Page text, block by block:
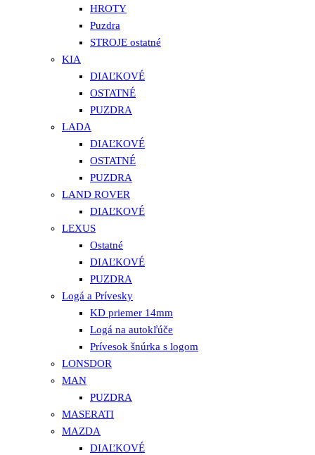
HROTY
Puzdra
STROJE ostatné
KIA
DIAĽKOVÉ
OSTATNÉ
PUZDRA
LADA
DIAĽKOVÉ
OSTATNÉ
PUZDRA
LAND ROVER
DIAĽKOVÉ
LEXUS
Ostatné
DIAĽKOVÉ
PUZDRA
Logá a Prívesky
KD priemer 14mm
Logá na autokľúče
Prívesok šnúrka s logom
LONSDOR
MAN
PUZDRA
MASERATI
MAZDA
DIAĽKOVÉ